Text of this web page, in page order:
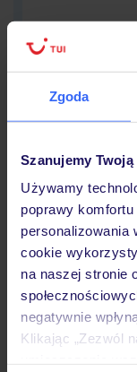
Zgoda
Szanujemy
Używamy
poprawy
personalizowania
cookie
na naszej stronie
negatywnie
Klikając „Zezwól
Hotel
Opinie
Pokoje
Wyżywienie